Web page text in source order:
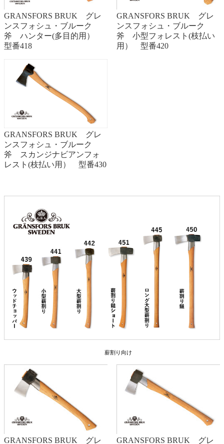
GRANSFORS BRUK グレ
ンスフォシュ・ブルーク
斧 ハンター(多目的用）
型番418
GRANSFORS BRUK グレ
ンスフォシュ・ブルーク
斧 小型フォレスト(枝払い
用） 型番420
GRANSFORS BRUK グレ
ンスフォシュ・ブルーク
斧 スカンジナビアンフォ
レスト(枝払い用） 型番430
薪割り向け
GRANSFORS BRUK グレ GRANSFORS BRUK グレ